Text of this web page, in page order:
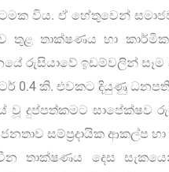
විය. ඒ හේතුවෙන්
තුළ තාක්ෂණය හා
රුසියාවේ ඉඩම්වලින්
0.4 කි. එවකට දියුණු
වූ දුප්පත්කමට සාපේක්ෂව
සම්ප්‍රදායික ආකල්ප
තාක්ෂණය දෙස